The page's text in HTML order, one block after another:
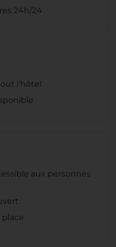
24h/24
l'hôtel
aux personnes